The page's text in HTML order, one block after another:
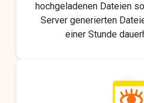
hochgeladenen Dateien
Server generierten
einer Stunde